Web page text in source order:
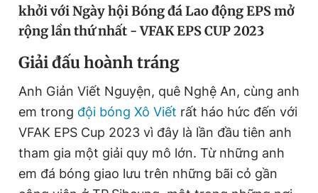
Video Magazine
Sản phẩm khác
Tiện ích Bạn cần biết
Thông tin tòa soạn Liên hệ quảng cáo
khởi với Ngày hội Bóng đá Lao động EPS mở
rộng lần thứ nhất - VFAK EPS CUP 2023
Giải đấu hoành tráng
Anh Giản Viết Nguyện, quê Nghệ An, cùng anh
em trong đội bóng Xô Viết rất háo hức đến với
VFAK EPS Cup 2023 vì đây là lần đầu tiên anh
tham gia một giải quy mô lớn. Từ những anh
em đá bóng giao lưu trên những bãi cỏ gần